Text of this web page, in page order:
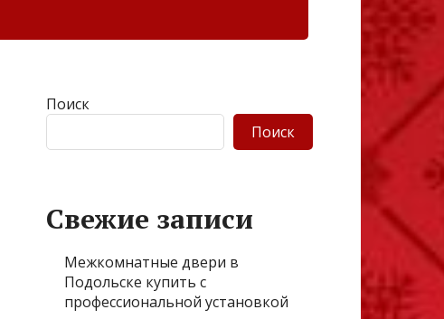
Поиск
Поиск
Свежие записи
Межкомнатные двери в
Подольске купить с
профессиональной установкой